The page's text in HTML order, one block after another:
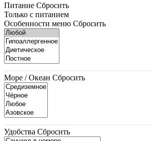
Питание Сбросить
Только с питанием
Особенности меню Сбросить
Море / Океан Сбросить
Удобства Сбросить